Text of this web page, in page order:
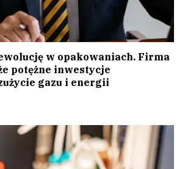
w opakowaniach. Firma
potężne inwestycje
gazu i energii